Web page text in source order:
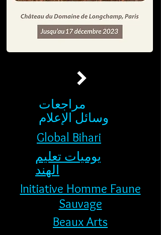
مراجعات
وسائل الإعلام
Global Bihari
يوميات تعليم
الهند
Initiative Homme Faune
Sauvage
Beaux Arts